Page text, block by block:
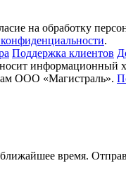
на обработку
.
Поддержка клиентов
информационный
ООО «Магистраль».
время.